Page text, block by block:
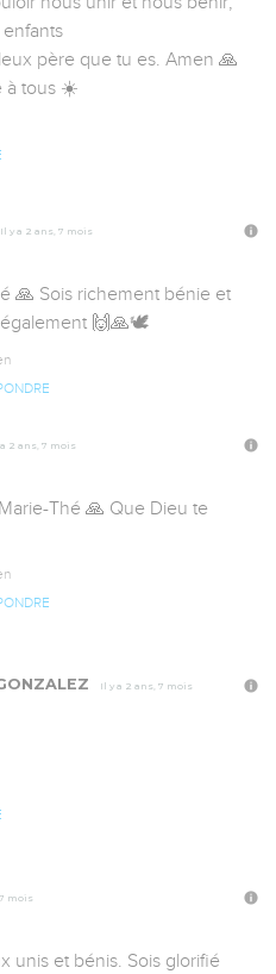
père que tu es. Amen 🙏
à tous ☀️
Il y a 2 ans, 7 mois
🙏 Sois richement bénie et
🙌🙏🕊️
2 ans, 7 mois
Thé 🙏 Que Dieu te
Il y a 2 ans, 7 mois
mois
unis et bénis. Sois glorifié